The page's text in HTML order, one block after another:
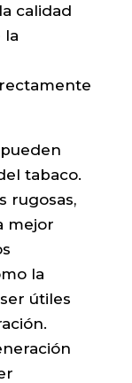
calidad
la
tabaco.
rugosas,
mejor
la
útiles